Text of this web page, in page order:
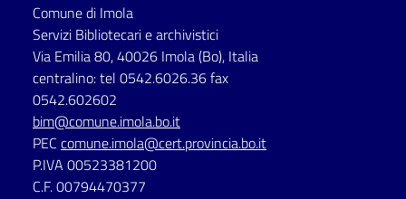
Comune di Imola
Servizi Bibliotecari e archivistici
Via Emilia 80, 40026 Imola (Bo), Italia
centralino: tel 0542.6026.36 fax
0542.602602
bim@comune.imola.bo.it
PEC comune.imola@cert.provincia.bo.it
P.IVA 00523381200
C.F. 00794470377